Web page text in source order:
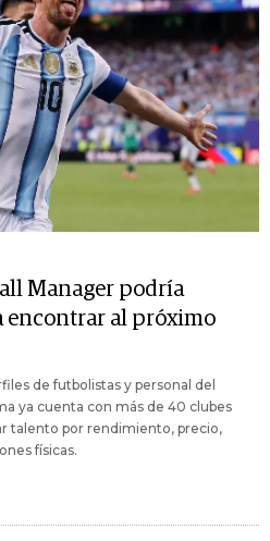
Manager podría
encontrar al próximo
de futbolistas y personal del
ya cuenta con más de 40 clubes
talento por rendimiento, precio,
físicas.